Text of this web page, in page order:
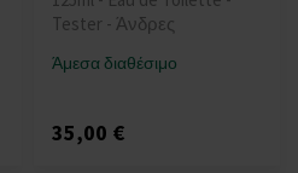
Tester - Άνδρες
Άμεσα διαθέσιμο
35,00 €